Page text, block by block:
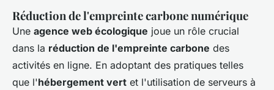
Réduction de l'empreinte carbone numérique
Une agence web écologique joue un rôle crucial
dans la réduction de l'empreinte carbone des
activités en ligne. En adoptant des pratiques telles
que l'hébergement vert et l'utilisation de serveurs à